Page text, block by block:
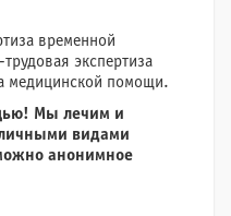
временной
экспертиза
медицинской помощи.
Мы лечим и
видами
анонимное